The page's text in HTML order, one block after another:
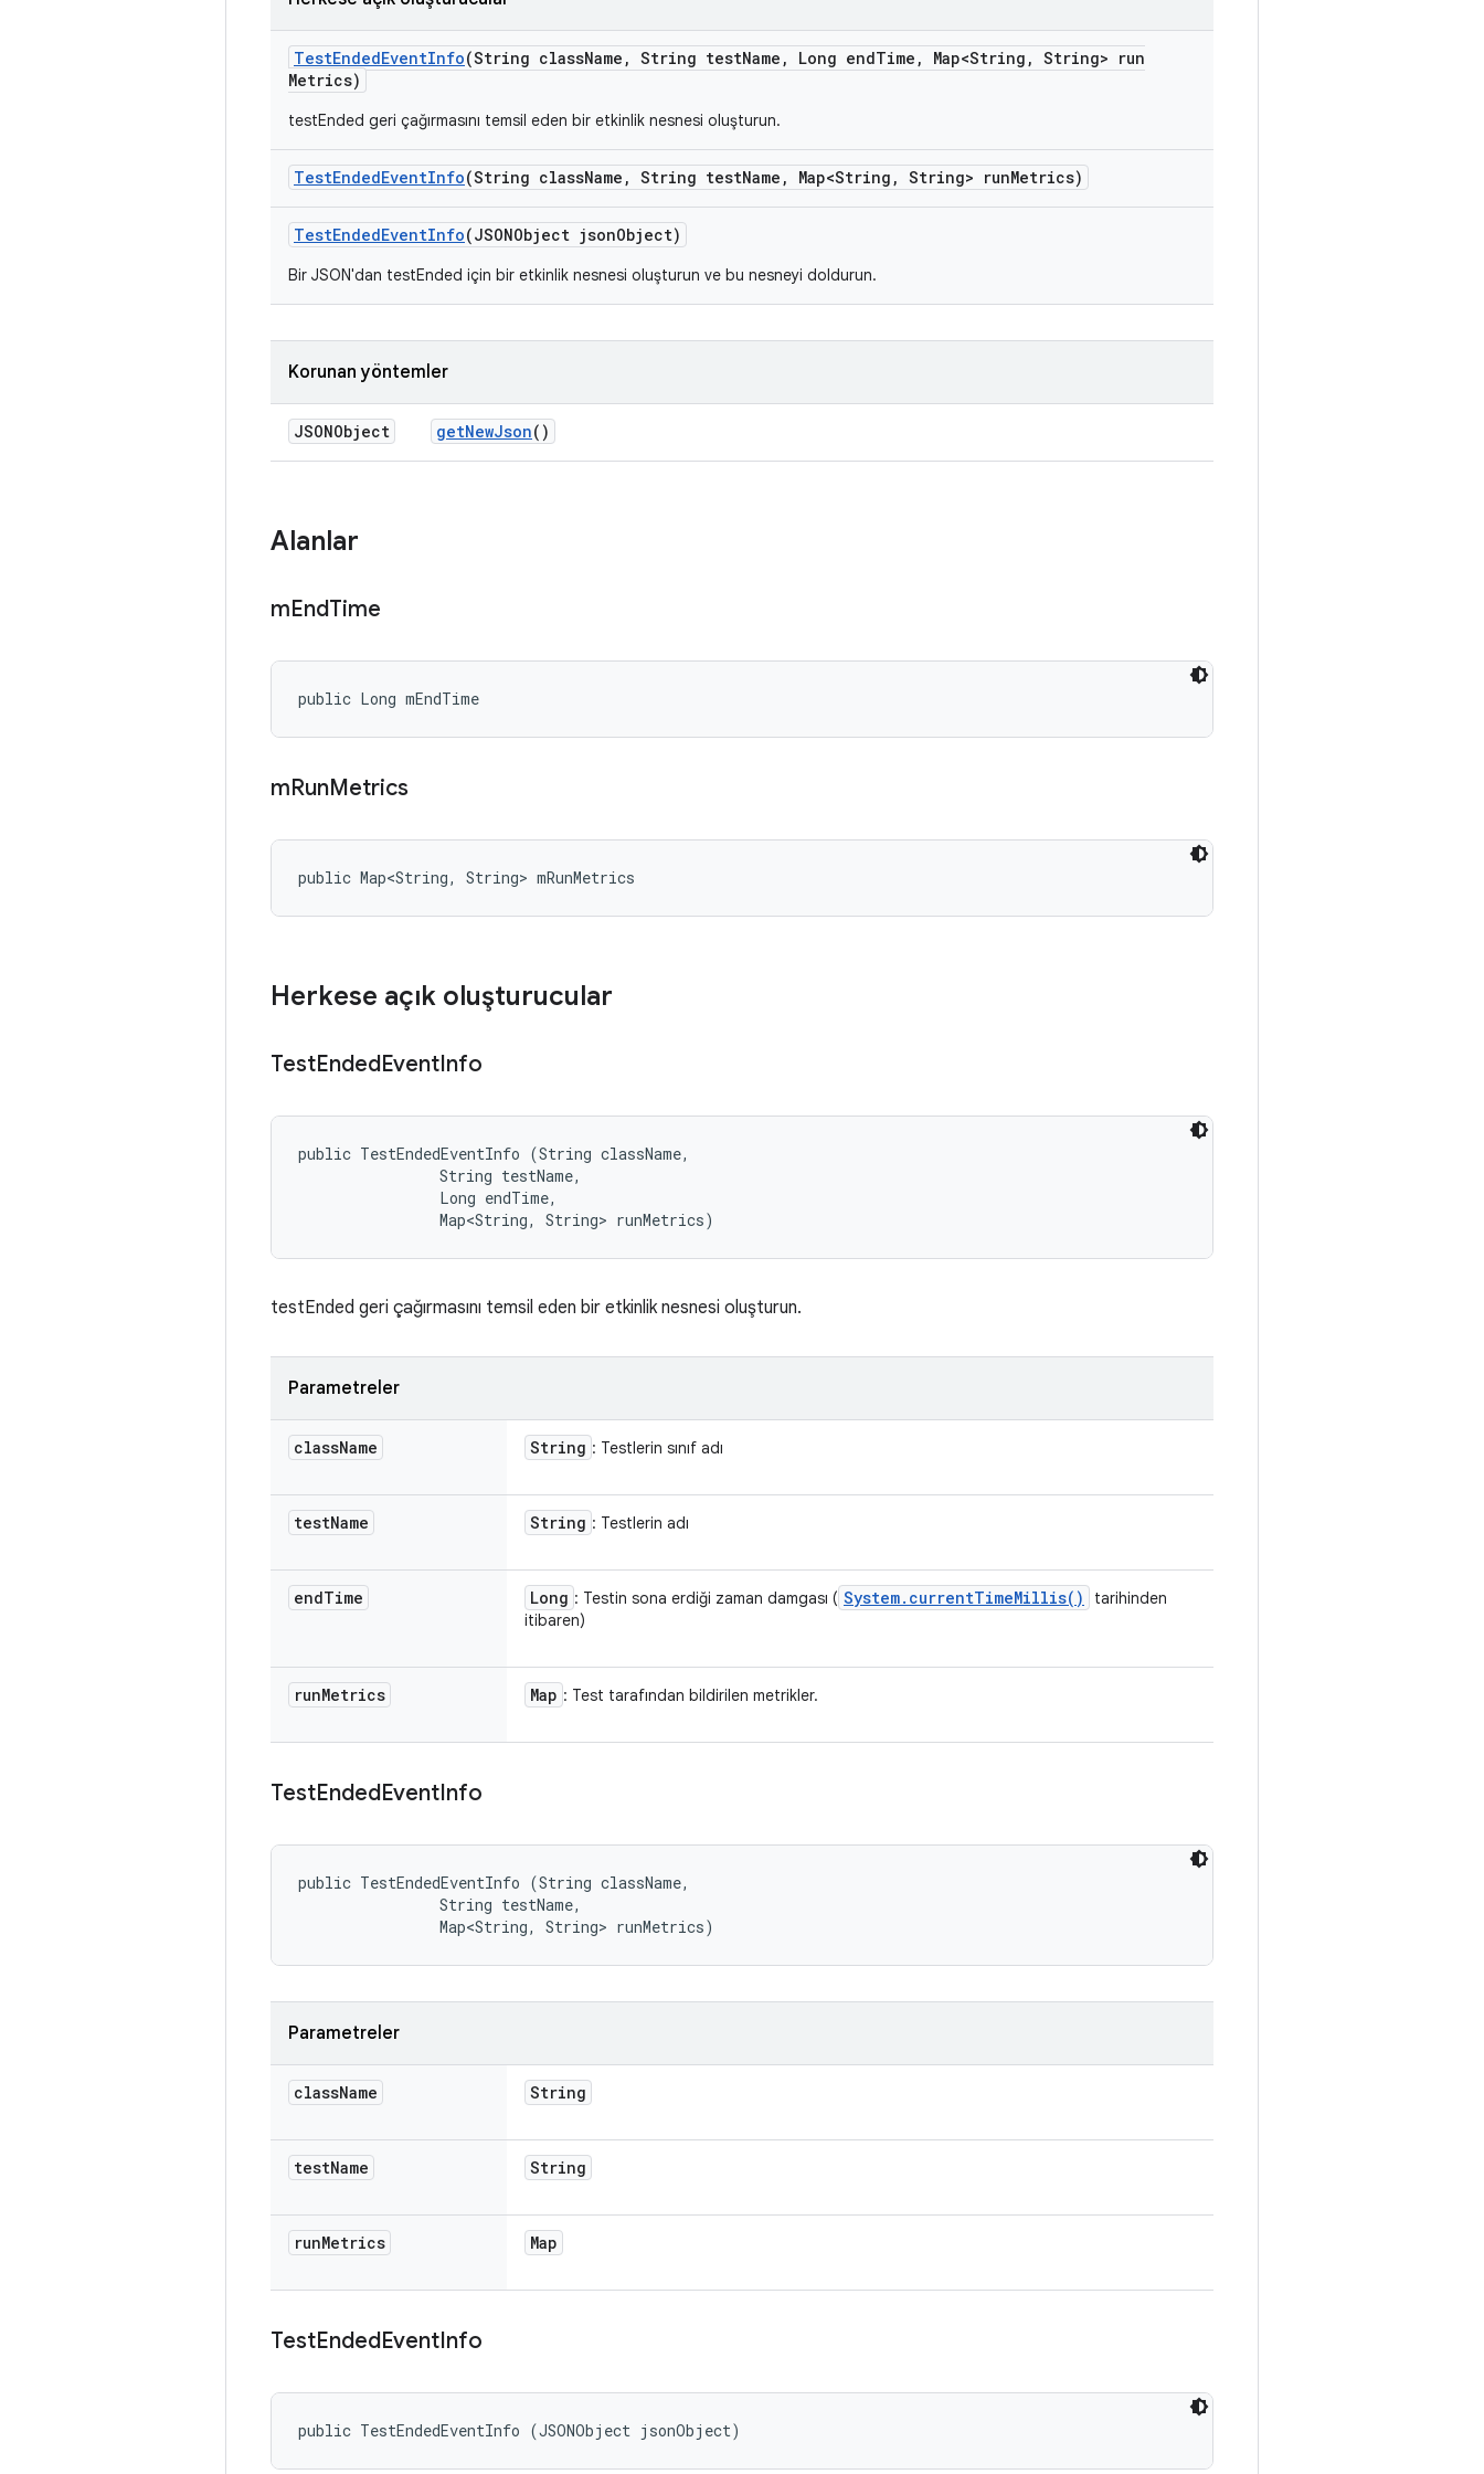
TestEndedEventInfo(String className , String testName , Long endTime , Map<String , String> run
Metrics)
testEnded geri çağırmasını temsil eden bir etkinlik nesnesi oluşturun.
TestEndedEventInfo(String className , String testName , Map<String , String> runMetrics)
TestEndedEventInfo(JSONObject jsonObject)
Bir JSON'dan testEnded için bir etkinlik nesnesi oluşturun ve bu nesneyi doldurun.
Korunan yöntemler
JSONObject getNewJson()
Alanlar
mEndTime
public Long mEndTime
mRunMetrics
public Map<String, String> mRunMetrics
Herkese açık oluşturucular
TestEndedEventInfo
public TestEndedEventInfo (String className,
                String testName,
                Long endTime,
                Map<String, String> runMetrics)
testEnded geri çağırmasını temsil eden bir etkinlik nesnesi oluşturun.
Parametreler
className String : Testlerin sınıf adı
testName String : Testlerin adı
endTime Long : Testin sona erdiği zaman damgası ( System. currentTimeMillis( )
tarihinden
itibaren)
runMetrics Map : Test tarafından bildirilen metrikler.
TestEndedEventInfo
public TestEndedEventInfo (String className,
                String testName,
                Map<String, String> runMetrics)
Parametreler
className String
testName String
runMetrics Map
TestEndedEventInfo
public TestEndedEventInfo (JSONObject jsonObject)